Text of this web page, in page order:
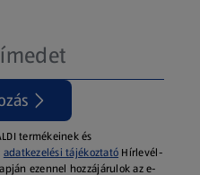
termékeinek és
adatkezelési tájékoztató Hírlevél-
ezennel hozzájárulok az e-